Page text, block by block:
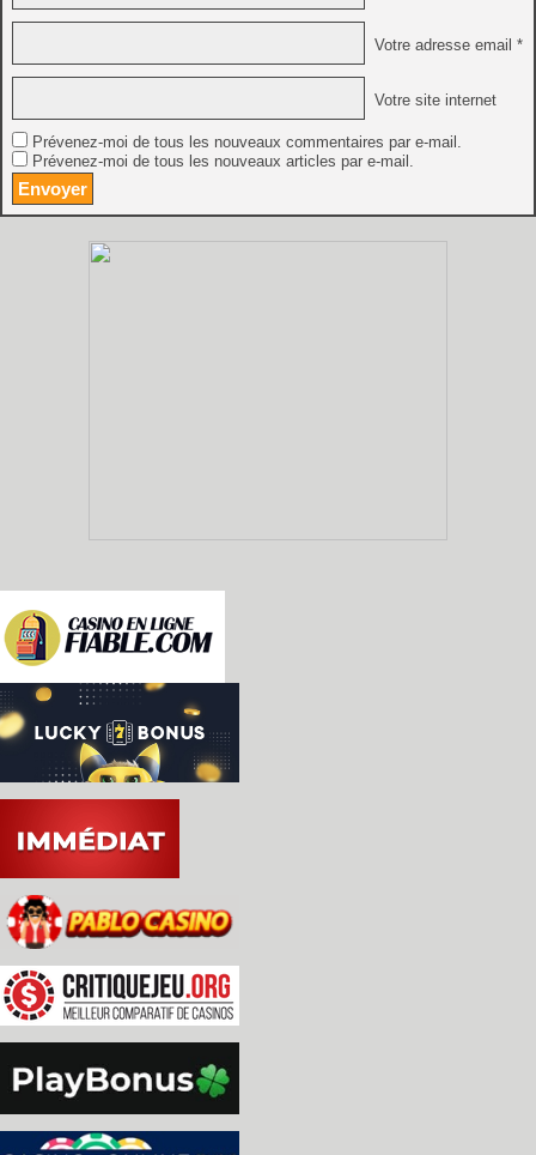
Votre adresse email *
Votre site internet
Prévenez-moi de tous les nouveaux commentaires par e-mail.
Prévenez-moi de tous les nouveaux articles par e-mail.